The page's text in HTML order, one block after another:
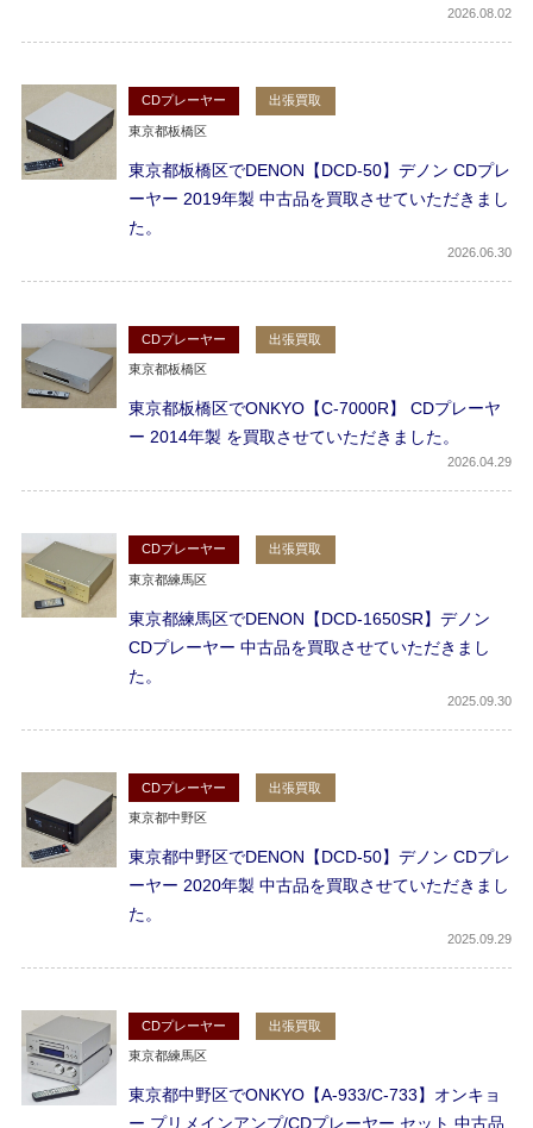
2026 08.02
CDプレーヤー 出張買取
東京都板橋区
東京都板橋区でDENON【DCD-50】デノン CDプレ
ーヤー 2019年製 中古品を買取させていただきまし
た。
2026 06.30
CDプレーヤー 出張買取
東京都板橋区
東京都板橋区でONKYO【C-7000R】 CDプレーヤ
ー 2014年製 を買取させていただきました。
2026 04.29
CDプレーヤー 出張買取
東京都練馬区
東京都練馬区でDENON【DCD-1650SR】デノン
CDプレーヤー 中古品を買取させていただきまし
た。
2025 09.30
CDプレーヤー 出張買取
東京都中野区
東京都中野区でDENON【DCD-50】デノン CDプレ
ーヤー 2020年製 中古品を買取させていただきまし
た。
2025 09.29
CDプレーヤー 出張買取
東京都練馬区
東京都中野区でONKYO【A-933/C-733】オンキョ
ー プリメインアンプ/CDプレーヤー セット 中古品